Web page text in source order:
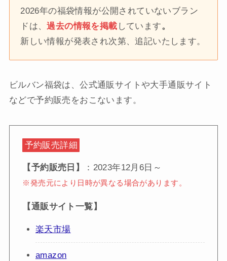
2026年の福袋情報が公開されていないブラン
ドは、過去の情報を掲載 しています。
新しい情報が発表され次第、追記いたします。
ビルバン福袋は、公式通販サイトや大手通販サイト
などで予約販売をおこないます。
予約販売詳細
【予約販売日】 ：2023年12月6日～
※発売元により日時が異なる場合があります。
【通販サイト一覧】
楽天市場
amazon